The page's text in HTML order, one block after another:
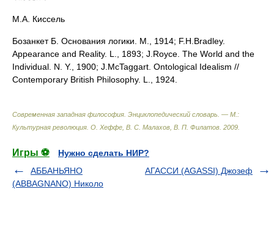
М.А. Киссель
Бозанкет Б. Основания логики. М., 1914; F.H.Bradley.
Appearance and Reality. L., 1893; J.Royce. The World and the
Individual. N. Y., 1900; J.McTaggart. Ontological Idealism //
Contemporary British Philosophy. L., 1924.
Современная западная философия. Энциклопедический словарь. — М.:
Культурная революция О. Хеффе, В. С. Малахов, В. П. Филатов 2009
Игры ⚽
Нужно сделать НИР?
АББАНЬЯНО
(ABBAGNANO) Николо
АГАССИ (AGASSI) Джозеф